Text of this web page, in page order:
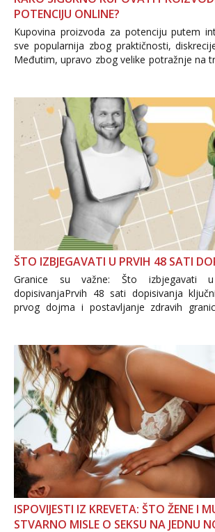
POTENCIJU ONLINE?
Kupovina proizvoda za potenciju putem
sve popularnija zbog praktičnosti,
Međutim, upravo zbog velike potražnje na
i brojni krivotvoreni proizvodi,
ŠTO IZBJEGAVATI U PRVIH 48 SATI
Granice su važne: Što izbjegavati
dopisivanjaPrvih 48 sati dopisivanja
prvog dojma i postavljanje zdravih
Važno je izbjeći prebrzo otkrivanje
informacija, jer nepoznata osoba još
povjerenje. Takođe...
ISPOVIJESTI IZ KREVETA: ŠTO ŽENE I
STVARNO MISLE O SEKSU NA JEDNU